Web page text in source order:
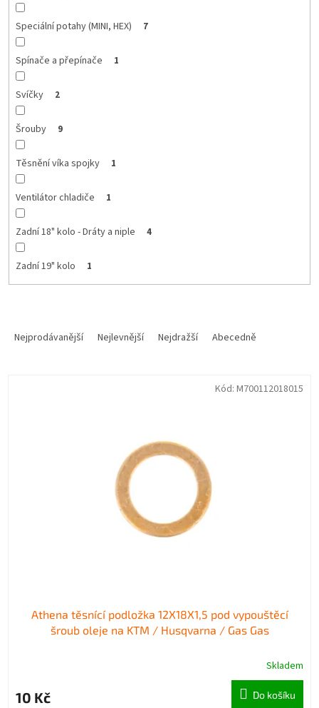
Speciální potahy (MINI, HEX) 7
Spínače a přepínače 1
Svíčky 2
Šrouby 9
Těsnění víka spojky 1
Ventilátor chladiče 1
Zadní 18" kolo - Dráty a niple 4
Zadní 19" kolo 1
Nejprodávanější Nejlevnější Nejdražší Abecedně
Athena těsnící podložka 12X18X1,5 pod vypouštěcí
šroub oleje na KTM / Husqvarna / Gas Gas
Skladem
10 Kč Do košíku
Kód: M700112018015